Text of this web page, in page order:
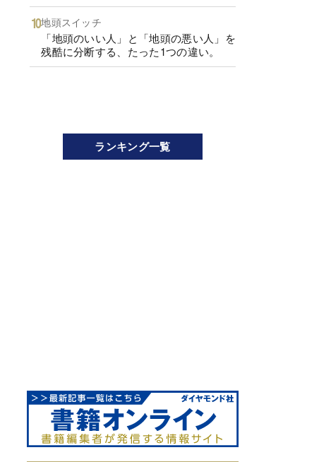
地頭スイッチ
「地頭のいい人」と「地頭の悪い人」を
残酷に分断する、たった1つの違い。
ランキング一覧